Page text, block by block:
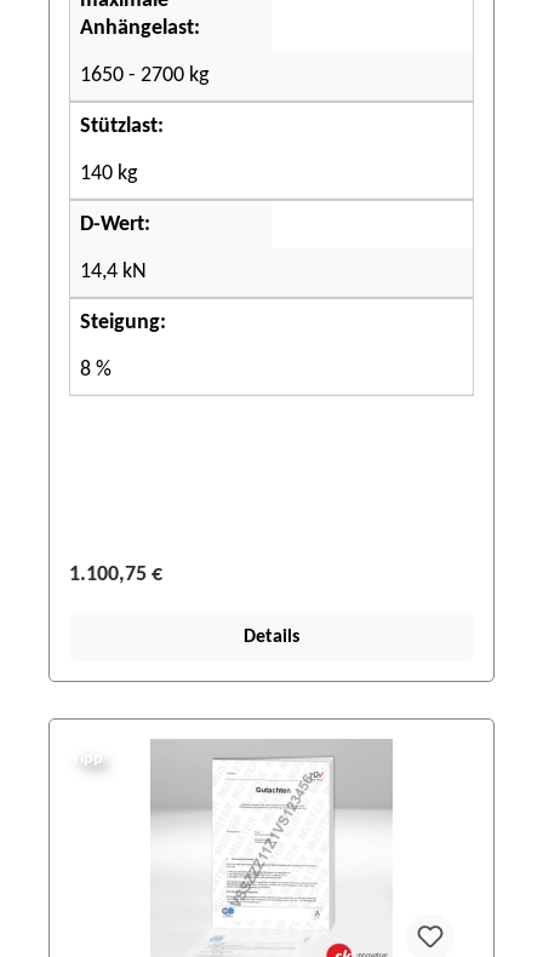
Anhängelast:
1650 - 2700 kg
Stützlast:
140 kg
D-Wert:
14,4 kN
Steigung:
8 %
1.100,75 €
Details
Tipp